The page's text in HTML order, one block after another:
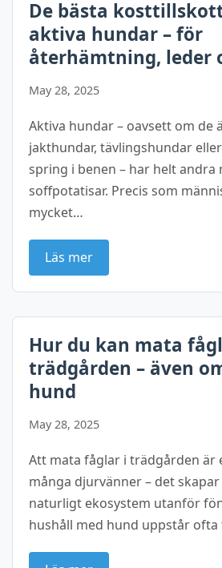
De bästa
aktiva hundar – för
återhämtning, leder
May 28, 2025
Aktiva hundar – oavsett om de
jakthundar, tävlingshundar
spring i benen – har helt andra
soffpotatisar. Precis som
mycket…
Läs mer
Hur du kan mata
trädgården – även
hund
May 28, 2025
Att mata fåglar i trädgården är
många djurvänner – det
naturligt ekosystem utanför
hushåll med hund uppstår